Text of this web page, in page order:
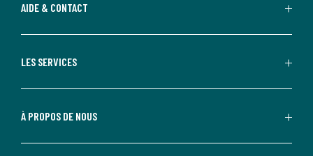
AIDE & CONTACT
LES SERVICES
À PROPOS DE NOUS